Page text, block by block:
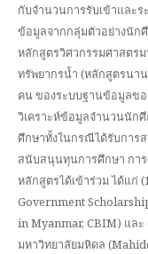
กับจำนวนการรับเข้าและร
ข้อมูลจากกลุ่มตัวอย่างนัก
หลักสูตรวิศวกรรมศาสตร
ทรัพยากรน้ำ (หลักสูตรนา
คน ของระบบฐานข้อมูลข
วิเคราะห์ข้อมูลจำนวนนักศึ
ศึกษาทั้งในกรณีได้รับการ
สนับสนุนทุนการศึกษา กา
หลักสูตรได้เข้าร่วม ได้แก่
Government
in Myanmar, CBIM) แล
มหาวิทยาลัยมหิดล